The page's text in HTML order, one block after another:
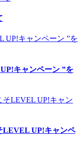
キャンペーン ”を
LEVEL UP!キャンペ